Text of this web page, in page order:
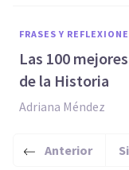
FRASES Y
Las 100
de la Historia
Adriana Méndez
Anterior